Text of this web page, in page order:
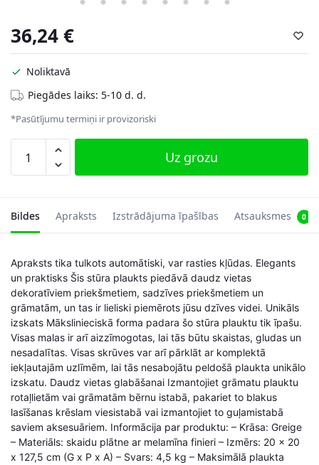
36,24€
Noliktavā
Piegādes laiks: 5-10 d. d.
*Pasūtījumu termiņi ir provizoriski
plaukts,
Uz grozu
Bildes Apraksts Izstrādājuma īpašības Atsauksmes 0
Apraksts tika tulkots automātiski, var rasties kļūdas. Elegants
un praktisks Šis stūra plaukts piedāvā daudz vietas
dekoratīviem priekšmetiem, sadzīves priekšmetiem un
grāmatām, un tas ir lieliski piemērots jūsu dzīves videi. Unikāls
izskats Mākslinieciskā forma padara šo stūra plauktu tik īpašu.
Visas malas ir arī aizzīmogotas, lai tās būtu skaistas, gludas un
nesadalītas. Visas skrūves var arī pārklāt ar komplektā
iekļautajām uzlīmēm, lai tās nesabojātu peldošā plaukta unikālo
izskatu. Daudz vietas glabāšanai Izmantojiet grāmatu plauktu
rotaļlietām vai grāmatām bērnu istabā, pakariet to blakus
lasīšanas krēslam viesistabā vai izmantojiet to guļamistabā
saviem aksesuāriem. Informācija par produktu: – Krāsa: Greige
– Materiāls: skaidu plātne ar melamīna finieri – Izmērs: 20 x 20
x 127,5 cm (G x P x A) – Svars: 4,5 kg – Maksimālā plaukta